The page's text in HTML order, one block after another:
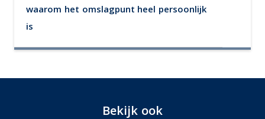
waarom het omslagpunt heel persoonlijk
is
Bekijk ook